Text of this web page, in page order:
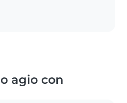
agio con